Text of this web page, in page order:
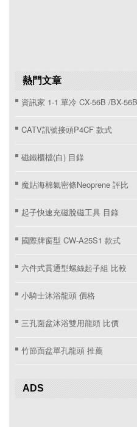
熱門文章
資訊家 1-1 單冷 CX-56B /BX-
CATV訊號接頭P4CF 款式
磁鐵櫃檔(白) 目錄
魔貼海棉氣密條Neoprene 評比
起子快速充磁脫磁工具 目錄
國際牌窗型 CW-A25S1 款式
六件式貫通型螺絲起子組 比較
小騎士沐浴龍頭 價格
三孔面盆沐浴雙用龍頭 比價
竹節面盆單孔龍頭 推薦
ADS